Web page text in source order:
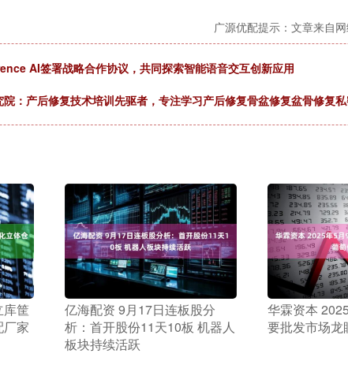
广源优配提示：文章来自网
AI签署战略合作协议，共同探索智能语音交互创新应用
：产后修复技术培训先驱者，专注学习产后修复骨盆修复盆骨修复
筐
家
​亿海配资 9月17日连板股分
析：首开股份11天10板 机器人
板块持续活跃
华霖资本
要批发市场